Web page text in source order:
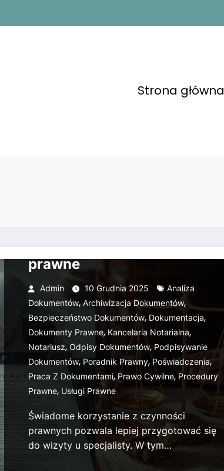
Strona główna
prawne
zamierzają zgłębić działania
prawne
Admin 10 Grudnia 2025
Analiza
Dokumentów, Archiwizacja Dokumentów,
Bezpieczeństwo Dokumentów, Dokumentacja,
Dokumenty Prawne, Kancelaria Notarialna,
Notariusz, Odpisy Dokumentów, Podpisywanie
Dokumentów, Poradnik Prawny,Poświadczenia,
Praca Z Dokumentami,Prawo Cywilne, Procedury
Prawne, Usługi Prawne
Świadome korzystanie z czynności
prawnych pozwala lepiej przygotować się
do wizyty u specjalisty. W tym…